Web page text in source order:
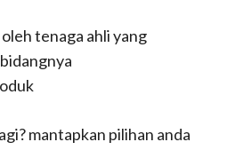
tenaga ahli yang
mantapkan pilihan anda